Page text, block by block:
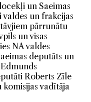
un Saeimas
valdes un frakcijas
pārrunātu
un visas
NA valdes
deputāts un
Roberts Zīle
vadītāja